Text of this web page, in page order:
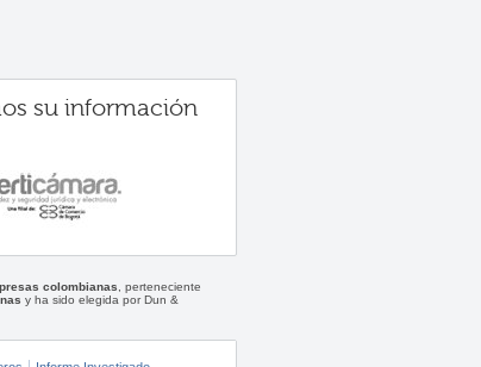
su información
colombianas, perteneciente
y ha sido elegida por Dun &